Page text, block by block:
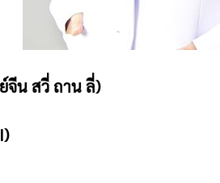
จีน สวี่ ถาน ลี่)